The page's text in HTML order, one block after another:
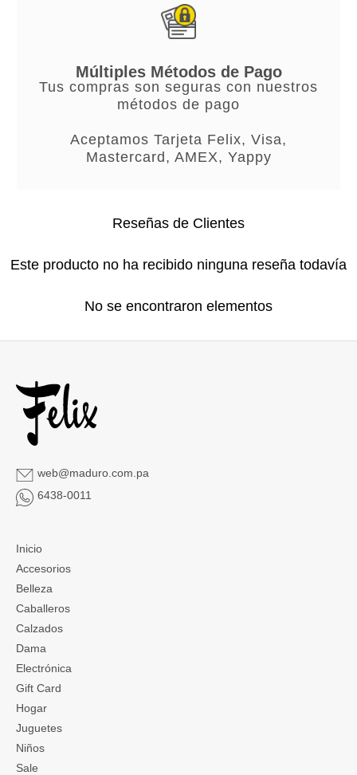
Múltiples Métodos de Pago
Tus compras son seguras con nuestros
métodos de pago
Aceptamos Tarjeta Felix, Visa,
Mastercard, AMEX, Yappy
Reseñas de Clientes
Este producto no ha recibido ninguna reseña todavía
No se encontraron elementos
web@maduro.com.pa
6438-0011
Inicio
Accesorios
Belleza
Caballeros
Calzados
Dama
Electrónica
Gift Card
Hogar
Juguetes
Niños
Sale